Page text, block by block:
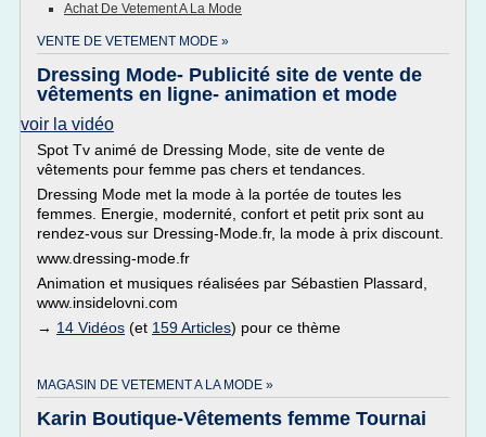
Achat De Vetement A La Mode
VENTE DE VETEMENT MODE »
Dressing Mode- Publicité site de vente de
vêtements en ligne- animation et mode
voir la vidéo
Spot Tv animé de Dressing Mode, site de vente de
vêtements pour femme pas chers et tendances.
Dressing Mode met la mode à la portée de toutes les
femmes. Energie, modernité, confort et petit prix sont au
rendez-vous sur Dressing-Mode.fr, la mode à prix discount.
www.dressing-mode.fr
Animation et musiques réalisées par Sébastien Plassard,
www.insidelovni.com
→ 14 Vidéos (et 159 Articles) pour ce thème
MAGASIN DE VETEMENT A LA MODE »
Karin Boutique-Vêtements femme Tournai